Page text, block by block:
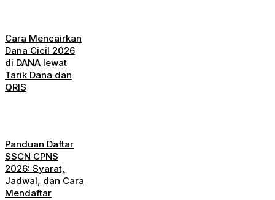
Cara Mencairkan
Dana Cicil 2026
di DANA lewat
Tarik Dana dan
QRIS
Panduan Daftar
SSCN CPNS
2026: Syarat,
Jadwal, dan Cara
Mendaftar